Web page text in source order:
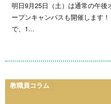
明日9月25日（土）は通常の午
ープンキャンパスも開催します
で、1...
教職員コラム